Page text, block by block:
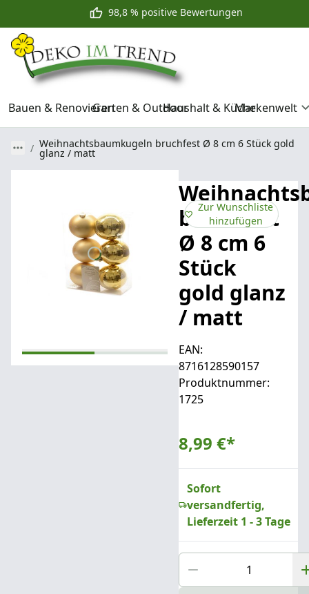
98,8 % positive Bewertungen
Bauen & RenovierenGarten & OutdoorHaushalt & KücheMarkenwelt
Weihnachtsbaumkugeln bruchfest Ø 8 cm 6 Stück gold
glanz / matt
bruchfest
Ø 8 cm 6
Stück
gold glanz
/ matt
EAN:
8716128590157
Produktnummer:
1725
8,99 €*
Zur Wunschliste
hinzufügen
Sofort
versandfertig,
Lieferzeit 1 - 3 Tage